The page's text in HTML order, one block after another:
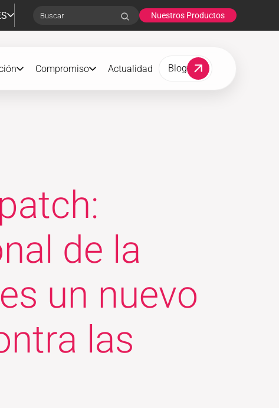
Search Nuestros Productos
Compromiso Actualidad Blog
de la
un nuevo
las